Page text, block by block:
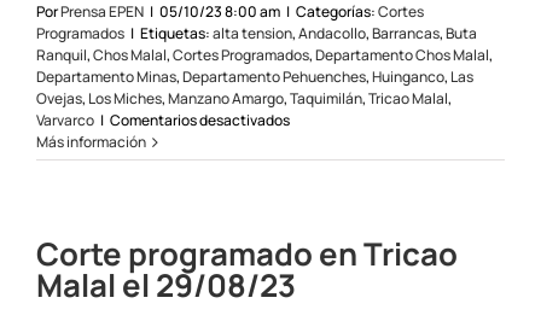
PorPrensa EPEN | 05/10/23 8:00 am | Categorías:Cortes
Programados | Etiquetas:alta tension,Andacollo,Barrancas,Buta
Ranquil,Chos Malal,Cortes Programados,Departamento Chos Malal,
Departamento Minas,Departamento Pehuenches,Huinganco, Las
Ovejas, Los Miches,Manzano Amargo,Taquimilán,Tricao Malal,
Varvarco | Comentarios desactivadosen
programados
el
7
y
Más información
Corte programado en Tricao
Malal el 29/08/23